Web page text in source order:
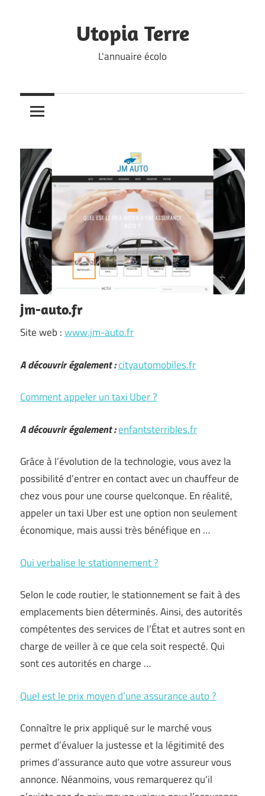
Utopia Terre
L'annuaire écolo
jm-auto.fr
Site web :www.jm-auto.fr
A découvrir également :cityautomobiles.fr
Comment appeler un taxi Uber ?
A découvrir également :enfantsterribles.fr
Grâce à l’évolution de la technologie, vous avez la
possibilité d’entrer en contact avec un chauffeur de
chez vous pour une course quelconque. En réalité,
appeler un taxi Uber est une option non seulement
économique, mais aussi très bénéfique en …
Qui verbalise le stationnement ?
Selon le code routier, le stationnement se fait à des
emplacements bien déterminés. Ainsi, des autorités
compétentes des services de l’État et autres sont en
charge de veiller à ce que cela soit respecté. Qui
sont ces autorités en charge …
Quel est le prix moyen d’une assurance auto ?
Connaître le prix appliqué sur le marché vous
permet d’évaluer la justesse et la légitimité des
primes d’assurance auto que votre assureur vous
annonce. Néanmoins, vous remarquerez qu’il